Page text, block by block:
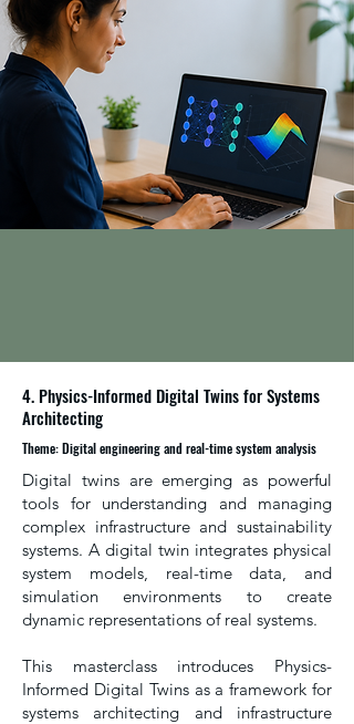
4. Physics-Informed Digital Twins for Systems
Architecting
Theme: Digital engineering and real-time system analysis
Digital twins are emerging as powerful
tools for understanding and managing
complex infrastructure and sustainability
systems. A digital twin integrates physical
system models, real-time data, and
simulation environments to create
dynamic representations of real systems.
This masterclass introduces Physics-
Informed Digital Twins as a framework for
systems architecting and infrastructure